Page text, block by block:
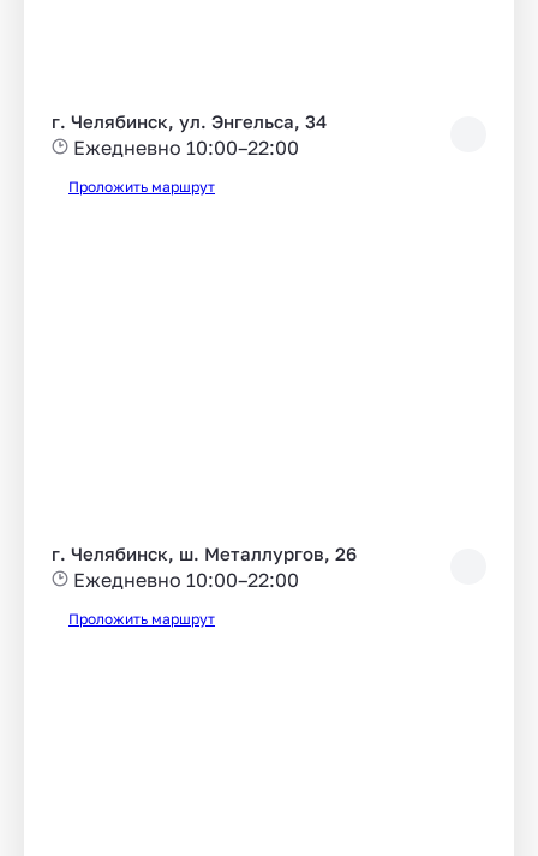
г. Челябинск, ул. Энгельса, 34
Ежедневно 10:00–22:00
Проложить маршрут
г. Челябинск, ш. Металлургов, 26
Ежедневно 10:00–22:00
Проложить маршрут